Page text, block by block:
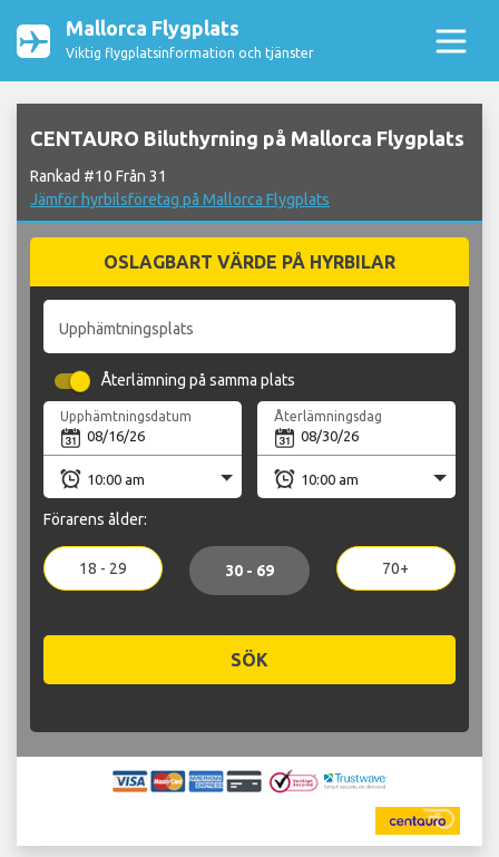
Mallorca Flygplats
Viktig flygplatsinformation och tjänster
CENTAURO Biluthyrning på Mallorca Flygplats
Rankad #10 Från 31
Jämför hyrbilsföretag på Mallorca Flygplats
OSLAGBART VÄRDE PÅ HYRBILAR
Upphämtningsplats
Återlämning på samma plats
Upphämtningsdatum Återlämningsdag
Förarens ålder:
18 - 29 30 - 69 70+
SÖK